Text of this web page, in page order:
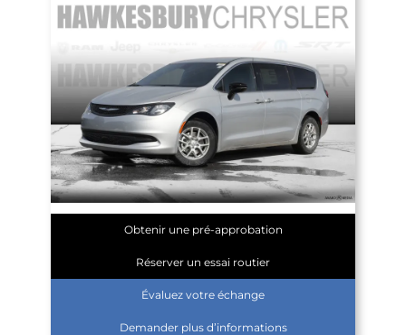
Obtenir une pré-approbation
Réserver un essai routier
Évaluez votre échange
Demander plus d’informations